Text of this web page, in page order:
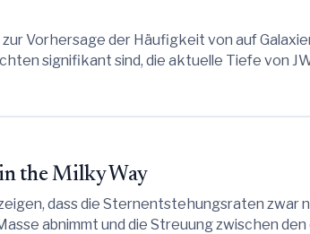
Vorhersage der Häufigkeit von auf
signifikant sind, die aktuelle Tiefe von
was darauf hindeutet, dass das Fehlen
in the Milky Way
dass die Sternentstehungsraten zwar
abnimmt und die Streuung zwischen